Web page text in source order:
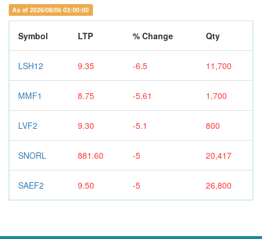
As of 2026/08/06 03:00:00
Symbol LTP % Change Qty
LSH12 9.35 -6.5 11,700
MMF1 8.75 -5.61 1,700
LVF2 9.30 -5.1 800
SNORL 881.60 -5 20,417
SAEF2 9.50 -5 26,800